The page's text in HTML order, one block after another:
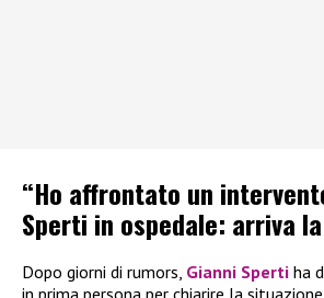
“Ho affrontato un
Sperti in ospedale: arriva
Dopo giorni di rumors, Gianni Sperti ha
in prima persona per chiarire la